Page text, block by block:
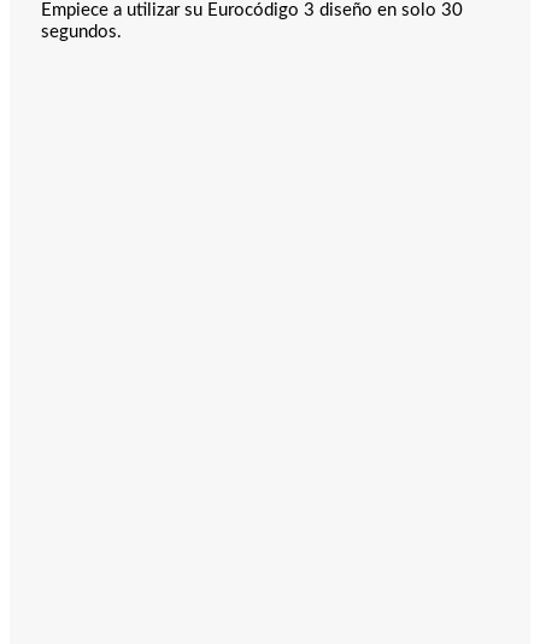
Empiece a utilizar su Eurocódigo 3 diseño en solo 30
segundos.